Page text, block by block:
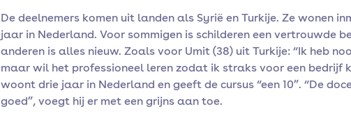
De deelnemers komen uit landen als Syrië en Turkije. Ze wonen
jaar in Nederland. Voor sommigen is schilderen een vertrouwde
anderen is alles nieuw. Zoals voor Umit (38) uit Turkije: “Ik heb
maar wil het professioneel leren zodat ik straks voor een bedrijf
woont drie jaar in Nederland en geeft de cursus “een 10”. “De
goed”, voegt hij er met een grijns aan toe.